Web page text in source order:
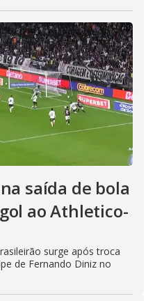
saída de bola
ao Athletico-
surge após troca
de Fernando Diniz no